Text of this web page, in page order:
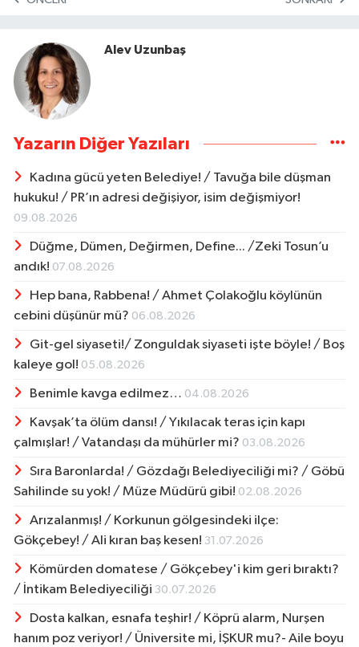
Alev Uzunbaş
Yazarın Diğer Yazıları
Kadına gücü yeten Belediye! / Tavuğa bile düşman
hukuku! / PR’ın adresi değişiyor, isim değişmiyor!
09.08.2026
Düğme, Dümen, Değirmen, Define... /Zeki Tosun’u
andık! 07.08.2026
Hep bana, Rabbena! / Ahmet Çolakoğlu köylünün
cebini düşünür mü? 06.08.2026
Git-gel siyaseti!/ Zonguldak siyaseti işte böyle! / Boş
kaleye gol! 05.08.2026
Benimle kavga edilmez… 04.08.2026
Kavşak’ta ölüm dansı! / Yıkılacak teras için kapı
çalmışlar! / Vatandaşı da mühürler mi? 03.08.2026
Sıra Baronlarda! / Gözdağı Belediyeciliği mi? / Göbü
Sahilinde su yok! / Müze Müdürü gibi! 02.08.2026
Arızalanmış! / Korkunun gölgesindeki ilçe:
Gökçebey! / Ali kıran baş kesen! 31.07.2026
Kömürden domatese / Gökçebey'i kim geri bıraktı?
/ İntikam Belediyeciliği 30.07.2026
Dosta kalkan, esnafa teşhir! / Köprü alarm, Nurşen
hanım poz veriyor! / Üniversite mi, İŞKUR mu?- Aile boyu